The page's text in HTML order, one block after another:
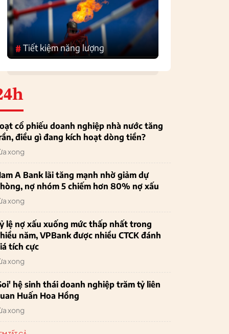
#Tiết kiệm năng lượng
cổ phiếu doanh nghiệp nhà nước tăng
điều gì đang kích hoạt dòng tiền?
xong
A Bank lãi tăng mạnh nhờ giảm dự
nợ nhóm 5 chiếm hơn 80% nợ xấu
xong
lệ nợ xấu xuống mức thấp nhất trong
năm, VPBank được nhiều CTCK đánh
tích cực
xong
hệ sinh thái doanh nghiệp trăm tỷ liên
Huấn Hoa Hồng
xong